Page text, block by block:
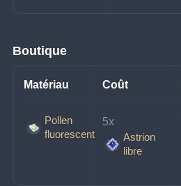
Boutique
Matériau Coût
Pollen
fluorescent
5x
Astrion
libre